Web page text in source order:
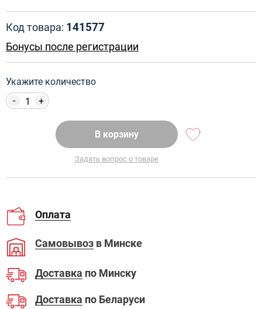
Код товара: 141577
Бонусы после регистрации
Укажите количество
+
-
В корзину
Задать вопрос о товаре
Оплата
Самовывоз в Минске
Доставка по Минску
Доставка по Беларуси